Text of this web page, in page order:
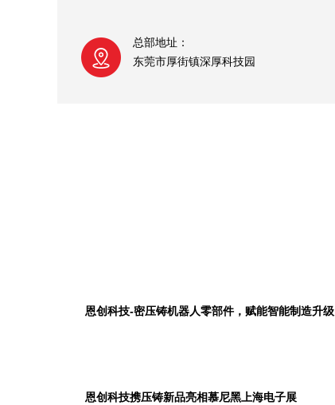
总部地址：
东莞市厚街镇深厚科技园
恩创科技-密压铸机器人零部件，赋能智能制造升级
恩创科技携压铸新品亮相慕尼黑上海电子展